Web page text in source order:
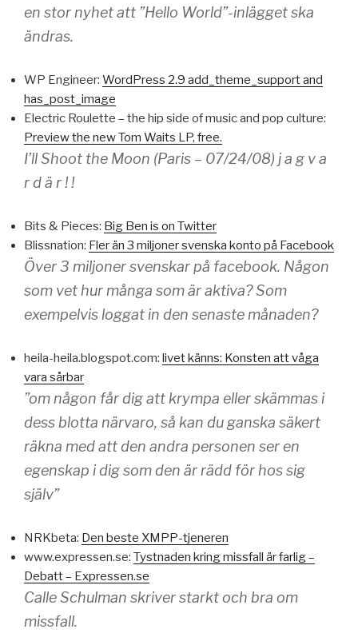
en stor nyhet att ”Hello World”-inlägget ska
ändras.
WP Engineer: WordPress 2.9 add_theme_support and
has_post_image
Electric Roulette – the hip side of music and pop culture:
Preview the new Tom Waits LP, free.
I’ll Shoot the Moon (Paris – 07/24/08) j a g v a
r d ä r ! !
Bits & Pieces: Big Ben is on Twitter
Blissnation: Fler än 3 miljoner svenska konto på Facebook
Över 3 miljoner svenskar på facebook. Någon
som vet hur många som är aktiva? Som
exempelvis loggat in den senaste månaden?
heila-heila.blogspot.com: livet känns: Konsten att våga
vara sårbar
”om någon får dig att krympa eller skämmas i
dess blotta närvaro, så kan du ganska säkert
räkna med att den andra personen ser en
egenskap i dig som den är rädd för hos sig
själv”
NRKbeta: Den beste XMPP-tjeneren
www.expressen.se: Tystnaden kring missfall är farlig –
Debatt – Expressen.se
Calle Schulman skriver starkt och bra om
missfall.